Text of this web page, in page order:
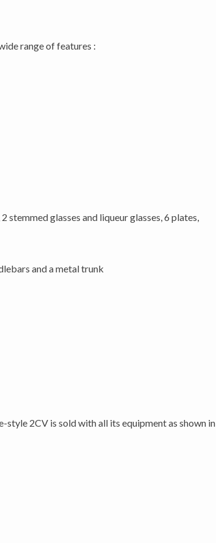
range of features :
stemmed glasses and liqueur glasses, 6 plates,
and a metal trunk
2CV is sold with all its equipment as shown in